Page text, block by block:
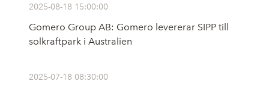
2025-08-18 15:00:00
Gomero Group AB: Gomero levererar SIPP till
solkraftpark i Australien
2025-07-18 08:30:00